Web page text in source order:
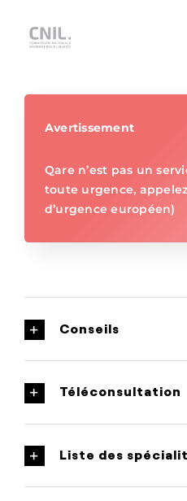
Avertissement
Qare n’est pas un
toute urgence,
d’urgence européen)
Conseils
Téléconsultation
Liste des